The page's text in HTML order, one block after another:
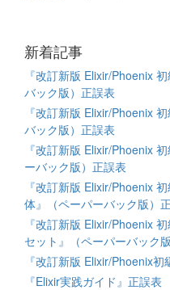
新着記事
『改訂新版 Elixir/Phoenix
バック版）正誤表
『改訂新版 Elixir/Phoenix
バック版）正誤表
『改訂新版 Elixir/Phoenix
ーバック版）正誤表
『改訂新版 Elixir/Phoenix
体』（ペーパーバック版）
『改訂新版 Elixir/Phoenix
セット』（ペーパーバック
『改訂新版 Elixir/Phoenix
『Elixir実践ガイド』正誤表